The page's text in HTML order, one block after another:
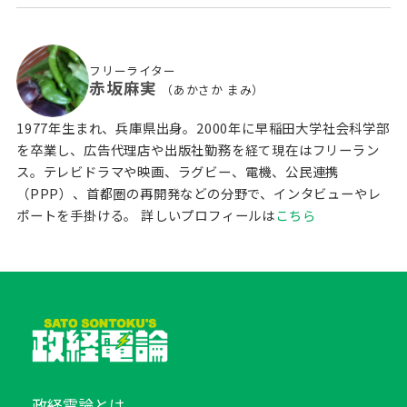
フリーライター
赤坂麻実 （あかさか まみ）
1977年生まれ、兵庫県出身。2000年に早稲田大学社会科学部
を卒業し、広告代理店や出版社勤務を経て現在はフリーラン
ス。テレビドラマや映画、ラグビー、電機、公民連携
（PPP）、首都圏の再開発などの分野で、インタビューやレ
ポートを手掛ける。 詳しいプロフィールはこちら